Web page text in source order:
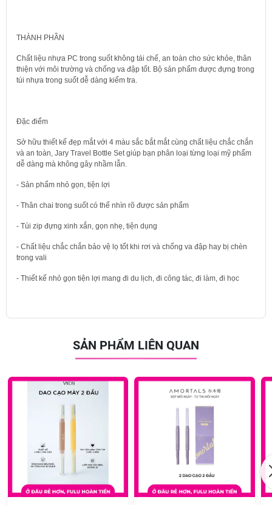
THÀNH PHẦN
Chất liệu nhựa PC trong suốt không tái chế, an toàn cho sức khỏe, thân
thiện với môi trường và chống va đập tốt. Bộ sản phẩm được đựng trong
túi nhựa trong suốt dễ dàng kiểm tra.
Đặc điểm
Sở hữu thiết kế đẹp mắt với 4 màu sắc bắt mắt cùng chất liệu chắc chắn
và an toàn, Jary Travel Bottle Set giúp bạn phân loại từng loại mỹ phẩm
dễ dàng mà không gây nhầm lẫn.
- Sản phẩm nhỏ gọn, tiện lợi
- Thân chai trong suốt có thể nhìn rõ được sản phẩm
- Túi zip đựng xinh xắn, gọn nhẹ, tiện dụng
- Chất liệu chắc chắn bảo vệ lọ tốt khi rơi và chống va đập hay bị chèn
trong vali
- Thiết kế nhỏ gọn tiện lợi mang đi du lịch, đi công tác, đi làm, đi học
SẢN PHẨM LIÊN QUAN